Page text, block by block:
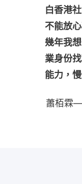
白香港
不能放
幾年我
業身份
能力，
蕭栢霖